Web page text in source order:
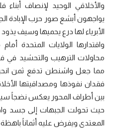
والأخلاقي الوحيد لإنصاف
يواجهون أبشع صور حرب الإبادة
الأبرياء لها درع يحميها وسيف
واقتدارها الولايات المتحدة
محاولات الترهيب والتحشيد في
مما جعل واشنطن تدفع ثمن
فقدان نفوذها ومصداقيتها
بين أطراف المحور يعكس نضجاً
حيث تحولت الجبهات إلى جسد
المعتدي ويفرض عليه أثماناً